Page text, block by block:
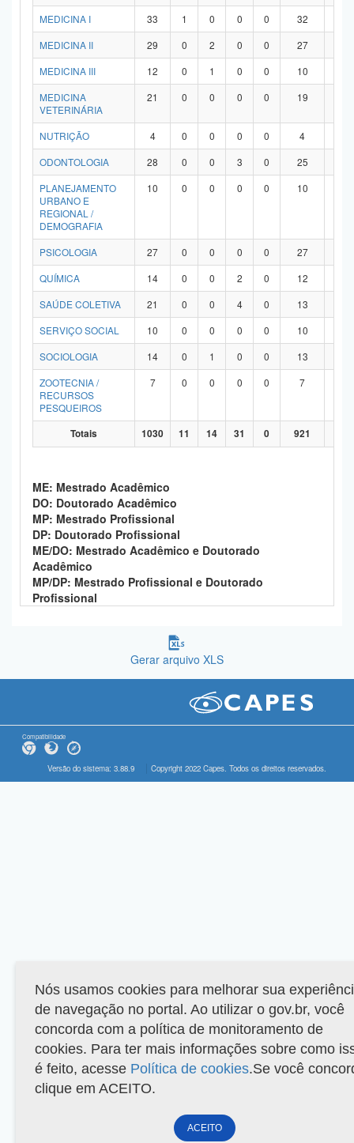
MEDICINA I
33 1 0 0 0 32
MEDICINA II
29 0 2 0 0 27
MEDICINA III
12 0 1 0 0 10
MEDICINA
VETERINÁRIA
21 0 0 0 0 19
NUTRIÇÃO 4 0 0 0 0 4
ODONTOLOGIA
28 0 0 3 0 25
PLANEJAMENTO
URBANO E
REGIONAL /
DEMOGRAFIA
10 0 0 0 0 10
PSICOLOGIA 27 0 0 0 0 27
QUÍMICA
14 0 0 2 0 12
SAÚDE COLETIVA
21 0 0 4 0 13
SERVIÇO SOCIAL
10 0 0 0 0 10
SOCIOLOGIA
14 0 1 0 0 13
ZOOTECNIA /
RECURSOS
PESQUEIROS
7 0 0 0 0 7
Totais 1030 11 14 31 0 921
ME: Mestrado Acadêmico
DO: Doutorado Acadêmico
MP: Mestrado Profissional
DP: Doutorado Profissional
ME/DO: Mestrado Acadêmico e Doutorado
Acadêmico
MP/DP: Mestrado Profissional e Doutorado
Profissional
Gerar arquivo XLS
Compatibilidade
Versão do sistema: 3.88.9 Copyright 2022 Capes. Todos os direitos reservados.
Nós usamos cookies para melhorar sua
de navegação no portal. Ao utilizar o gov.br, você
concorda com a política de monitoramento de
cookies. Para ter mais informações sobre como
é feito, acesse Política de cookies.Se você
clique em ACEITO.
ACEITO